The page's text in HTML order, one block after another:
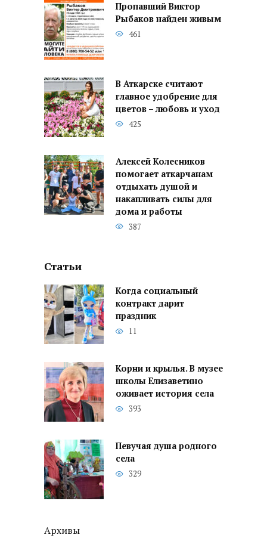
Пропавший Виктор
Рыбаков найден живым
461
В Аткарске считают
главное удобрение для
цветов – любовь и уход
425
Алексей Колесников
помогает аткарчанам
отдыхать душой и
накапливать силы для
дома и работы
387
Статьи
Когда социальный
контракт дарит
праздник
11
Корни и крылья. В музее
школы Елизаветино
оживает история села
393
Певучая душа родного
села
329
Архивы